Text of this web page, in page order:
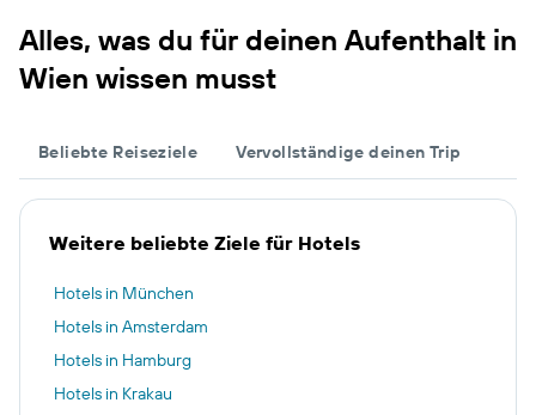
Alles, was du für deinen Aufenthalt in
Wien wissen musst
Beliebte Reiseziele Vervollständige deinen Trip
Weitere beliebte Ziele für Hotels
Hotels in München
Hotels in Amsterdam
Hotels in Hamburg
Hotels in Krakau